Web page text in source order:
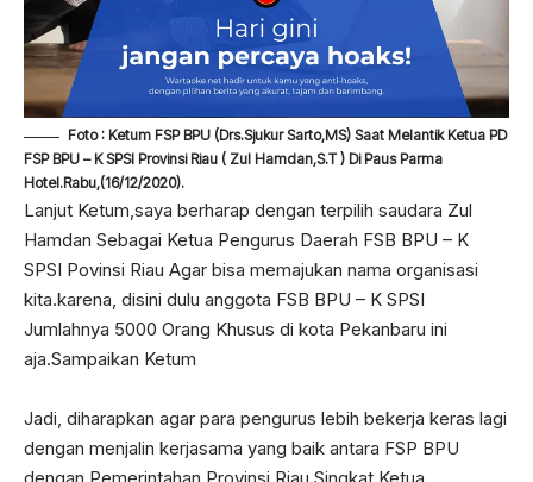
Foto : Ketum FSP BPU (Drs.Sjukur Sarto,MS) Saat Melantik Ketua PD
FSP BPU – K SPSI Provinsi Riau ( Zul Hamdan,S.T ) Di Paus Parma
Hotel.Rabu,(16/12/2020).
Lanjut Ketum,saya berharap dengan terpilih saudara Zul
Hamdan Sebagai Ketua Pengurus Daerah FSB BPU – K
SPSI Povinsi Riau Agar bisa memajukan nama organisasi
kita.karena, disini dulu anggota FSB BPU – K SPSI
Jumlahnya 5000 Orang Khusus di kota Pekanbaru ini
aja.Sampaikan Ketum
Jadi, diharapkan agar para pengurus lebih bekerja keras lagi
dengan menjalin kerjasama yang baik antara FSP BPU